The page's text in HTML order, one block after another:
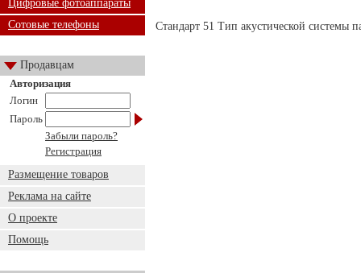
Цифровые фотоаппараты
Сотовые телефоны
Продавцам
Авторизация
Логин
Пароль
Забыли пароль?
Регистрация
Размещение товаров
Реклама на сайте
О проекте
Помощь
Стандарт 51 Тип акустической системы